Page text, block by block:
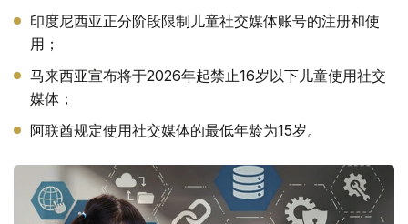
印度尼西亚正分阶段限制儿童社交媒体账号的注册和使
用；
马来西亚宣布将于2026年起禁止16岁以下儿童使用社交
媒体；
阿联酋规定使用社交媒体的最低年龄为15岁。